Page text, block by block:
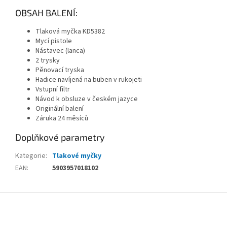
OBSAH BALENÍ:
Tlaková myčka KD5382
Mycí pistole
Nástavec (lanca)
2 trysky
Pěnovací tryska
Hadice navíjená na buben v rukojeti
Vstupní filtr
Návod k obsluze v českém jazyce
Originální balení
Záruka 24 měsíců
Doplňkové parametry
Kategorie: Tlakové myčky
EAN: 5903957018102